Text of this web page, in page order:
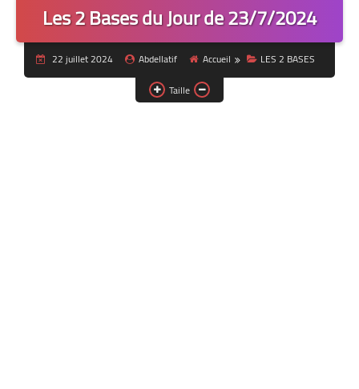
Les 2 Bases du Jour de 23/7/2024
22 juillet 2024 Abdellatif Accueil
LES 2 BASES
Taille